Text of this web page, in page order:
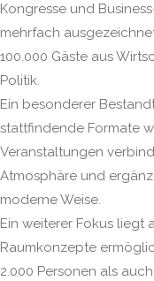
Kongresse und
mehrfach
100.000 Gäste aus
Politik.
Ein besonderer
stattfindende Formate
Veranstaltungen
Atmosphäre und
moderne Weise.
Ein weiterer Fokus liegt
Raumkonzepte
2.000 Personen als